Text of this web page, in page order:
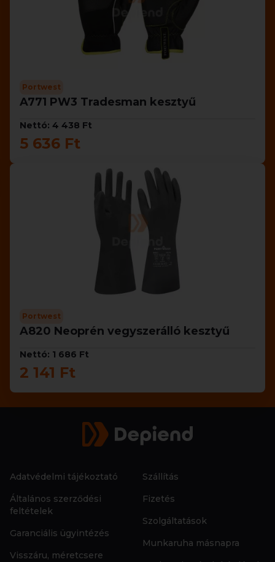
Portwest
A771 PW3 Tradesman kesztyű
Nettó: 4 438 Ft
5 636 Ft
Portwest
A820 Neoprén vegyszerálló kesztyű
Nettó: 1 686 Ft
2 141 Ft
Adatvédelmi tájékoztató
Általános szerződési
feltételek
Garanciális ügyintézés
Visszáru, méretcsere
Szállítás
Fizetés
Szolgáltatások
Munkaruha másnapra